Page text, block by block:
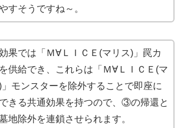
すそうですね～。
果では「Ｍ∀ＬＩＣＥ(マリス)」罠カ
供給でき、これらは「Ｍ∀ＬＩＣＥ(マ
」モンスターを除外することで即座に
きる共通効果を持つので、③の帰還と
地除外を連鎖させられます。